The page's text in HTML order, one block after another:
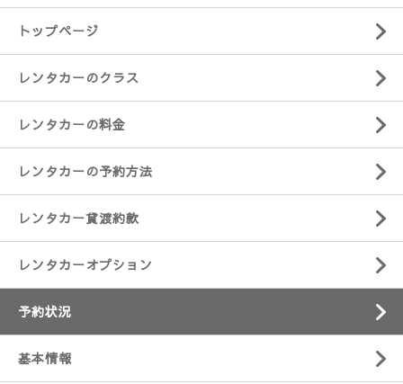
トップページ
レンタカーのクラス
レンタカーの料金
レンタカーの予約方法
レンタカー貸渡約款
レンタカーオプション
予約状況
基本情報